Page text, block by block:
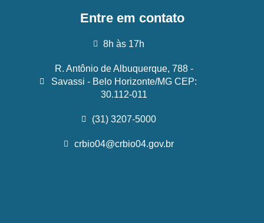
Entre em contato
8h às 17h
R. Antônio de Albuquerque, 788 -
Savassi - Belo Horizonte/MG CEP:
30.112-011
(31) 3207-5000
crbio04@crbio04.gov.br